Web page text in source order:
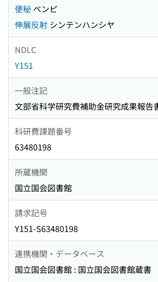
便秘 ベンピ
伸展反射 シンテンハンシヤ
NDLC
Y151
一般注記
文部省科学研究費補助金研究成果報告
科研費課題番号
63480198
所蔵機関
国立国会図書館
請求記号
Y151-S63480198
連携機関・データベース
国立国会図書館 : 国立国会図書館蔵書